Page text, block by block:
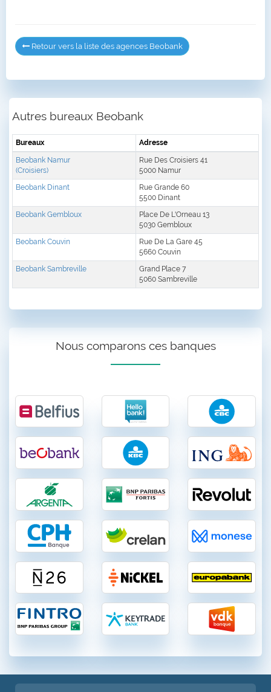
Retour vers la liste des agences Beobank
Autres bureaux Beobank
Bureaux Adresse
Beobank Namur
(Croisiers)
Rue Des Croisiers 41
5000 Namur
Beobank Dinant
Rue Grande 60
5500 Dinant
Beobank Gembloux
Place De L'Orneau 13
5030 Gembloux
Beobank Couvin
Rue De La Gare 45
5660 Couvin
Beobank Sambreville
Grand Place 7
5060 Sambreville
Nous comparons ces banques